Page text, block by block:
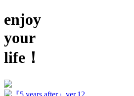
enjoy
your
life！